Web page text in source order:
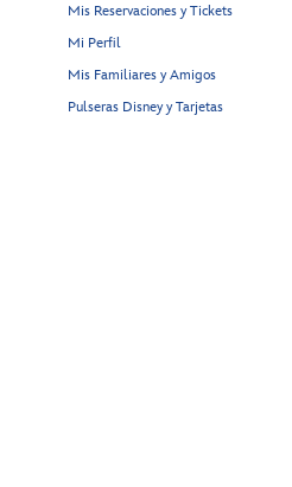
Mis Reservaciones y Tickets
Mi Perfil
Mis Familiares y Amigos
Pulseras Disney y Tarjetas